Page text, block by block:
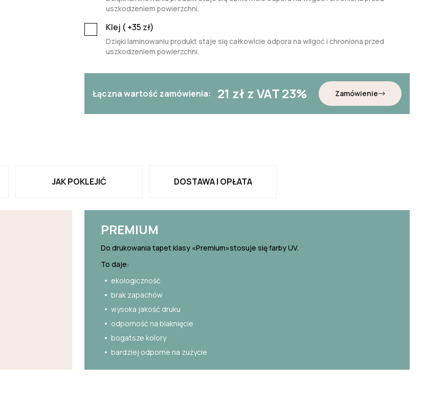
uszkodzeniem powierzchni.
Klej ( +35 zł)
Dzięki laminowaniu produkt staje się całkowicie odpora na wilgoć i chroniona przed
uszkodzeniem powierzchni.
Łączna wartość zamówienia: 21 zł z VAT 23% Zamówienie
JAK POKLEJIĆ DOSTAWA I OPŁATA
PREMIUM
Do drukowania tapet klasy «Premium»stosuje się farby UV.
To daje:
ekologiczność
brak zapachów
wysoka jakość druku
odporność na blaknięcie
bogatsze kolory
bardziej odporne na zużycie